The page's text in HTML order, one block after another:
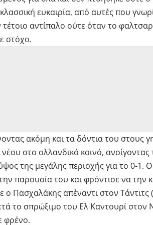
ευκαιρία, από αυτές που
αντίπαλο ούτε όταν το
στόχο.
ακόμη και τα δόντια του στους
στο ολλανδικό κοινό, ανοίγοντας
της μεγάλης περιοχής για το 0-1.
παρουσία του και φρόντισε να την
Πασχαλάκης απέναντι στον Τάντιτς
το σπρώξιμο του Ελ Καντουρί στον
φρένο.